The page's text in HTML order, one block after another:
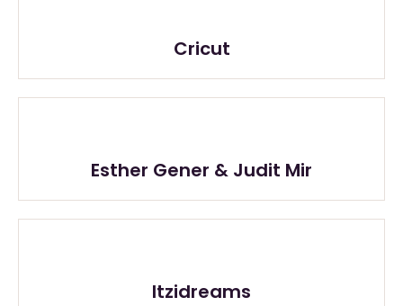
Cricut
Esther Gener & Judit Mir
Itzidreams